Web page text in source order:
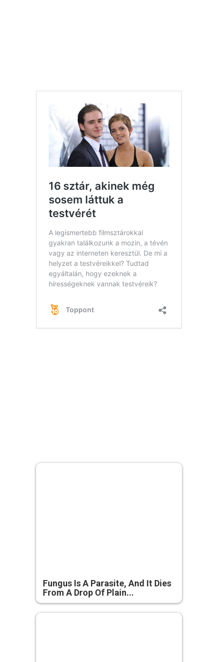
Fungus Is A Parasite, And It Dies
From A Drop Of Plain...